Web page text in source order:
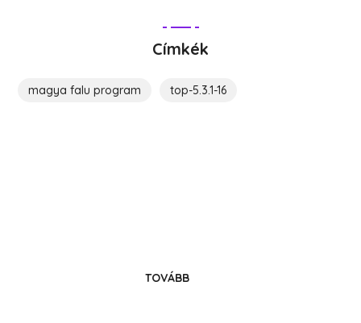
Címkék
magya falu program top-5.3.1-16
TOVÁBB